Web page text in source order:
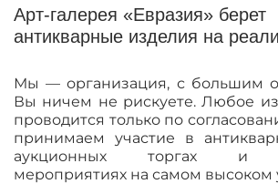
Арт-галерея «Евразия» берет
антикварные изделия на
Мы — организация, с большим
Вы ничем не рискуете. Любое
проводится только по
принимаем участие в
аукционных торгах и
мероприятиях на самом высоком